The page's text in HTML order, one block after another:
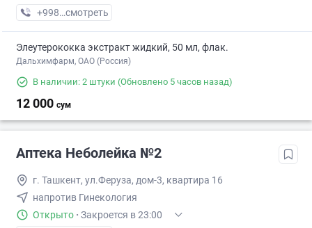
+998 (71) XXX-XX-XX
смотреть
Элеутерококка экстракт жидкий, 50 мл, флак.
Дальхимфарм, ОАО (Россия)
В наличии: 2 штуки (Обновлено 5 часов назад)
12 000 сум
Аптека Неболейка №2
г. Ташкент, ул.Феруза, дом-3, квартира 16
напротив Гинекология
Открыто · Закроется в 23:00